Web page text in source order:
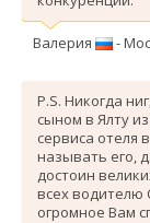
Валерия -
P.S. Никогда
сыном в Ялту
сервиса отеля
называть его,
достоин
всех водителю
огромное Вам